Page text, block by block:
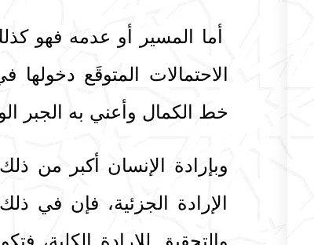
أما المسير أو عدمه فهو
الاحتمالات المتوقَع
خط الكمال وأعني به الجبر
وبإرادة الإنسان أكبر من
الإرادة الجزئية، فإن في